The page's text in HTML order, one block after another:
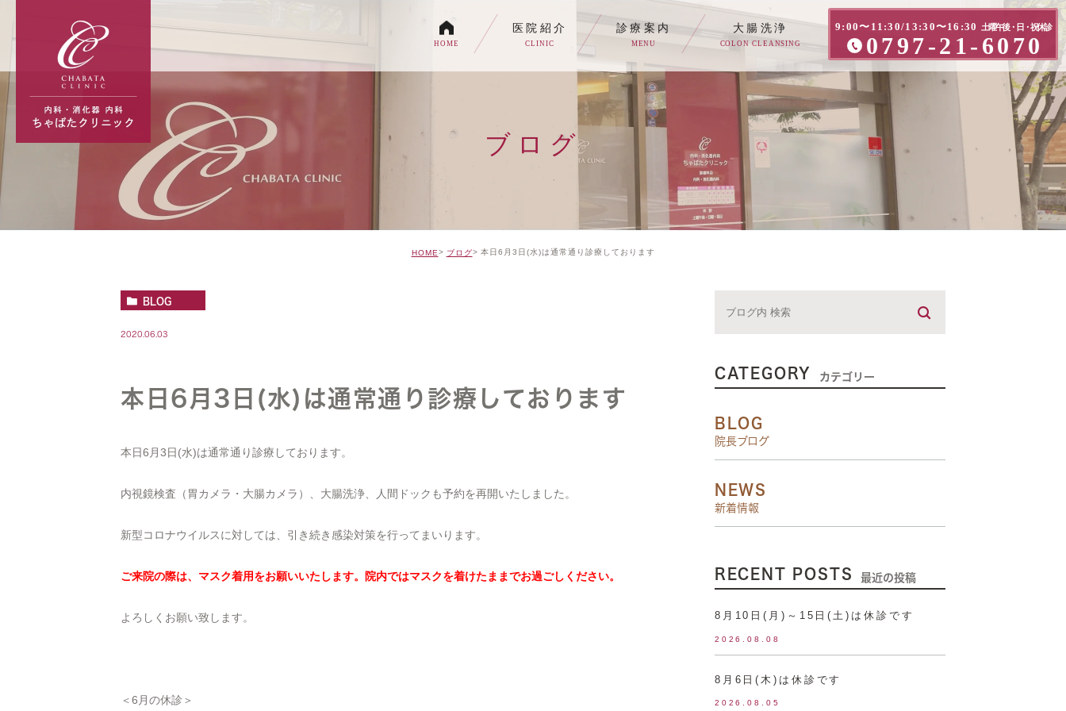
9:00〜11:30/13:30〜16:30 土曜午後・日・祝休診
0797-21-6070
HOME
医院紹介
CLINIC
診療案内
MENU
各種内視鏡検査について
生活習慣病
消化器内科・内科
トイレの症状でお悩みの方へ
大腸洗浄
COLON CLEANSING
ブログ
HOME ブログ 本日6月3日(水)は通常通り診療しております
BLOG
2020.06.03
本日6月3日(水)は通常通り診療しております
本日6月3日(水)は通常通り診療しております。
内視鏡検査（胃カメラ・大腸カメラ）、大腸洗浄、人間ドックも予約を再開いたしました。
新型コロナウイルスに対しては、引き続き感染対策を行ってまいります。
ご来院の際は、マスク着用をお願いいたします。院内ではマスクを着けたままでお過ごしください。
よろしくお願い致します。
＜6月の休診＞
CATEGORY カテゴリー
BLOG
院長ブログ
NEWS
新着情報
RECENT POSTS 最近の投稿
8月10日(月)～15日(土)は休診です
2026.08.08
8月6日(木)は休診です
2026.08.05